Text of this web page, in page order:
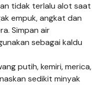
tidak terlalu alot saat
empuk, angkat dan
Simpan air
sebagai kaldu
putih, kemiri, merica,
sedikit minyak